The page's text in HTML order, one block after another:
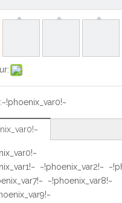
~!phoenix_var0!~
~!phoenix_var2!~
~!phoenix_var8!~